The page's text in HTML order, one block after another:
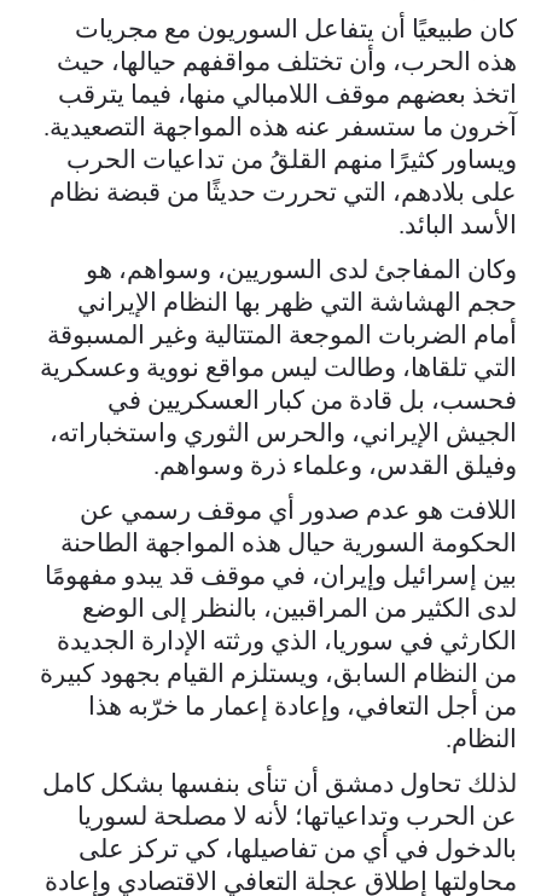
كان طبيعيًا أن يتفاعل السوريون مع مجريات
هذه الحرب، وأن تختلف مواقفهم حيالها، حيث
اتخذ بعضهم موقف اللامبالي منها، فيما يترقب
آخرون ما ستسفر عنه هذه المواجهة التصعيدية.
ويساور كثيرًا منهم القلقُ من تداعيات الحرب
على بلادهم، التي تحررت حديثًا من قبضة نظام
الأسد البائد.
وكان المفاجئ لدى السوريين، وسواهم، هو
حجم الهشاشة التي ظهر بها النظام الإيراني
أمام الضربات الموجعة المتتالية وغير المسبوقة
التي تلقاها، وطالت ليس مواقع نووية وعسكرية
فحسب، بل قادة من كبار العسكريين في
الجيش الإيراني، والحرس الثوري واستخباراته،
وفيلق القدس، وعلماء ذرة وسواهم.
اللافت هو عدم صدور أي موقف رسمي عن
الحكومة السورية حيال هذه المواجهة الطاحنة
بين إسرائيل وإيران، في موقف قد يبدو مفهومًا
لدى الكثير من المراقبين، بالنظر إلى الوضع
الكارثي في سوريا، الذي ورثته الإدارة الجديدة
من النظام السابق، ويستلزم القيام بجهود كبيرة
من أجل التعافي، وإعادة إعمار ما خرّبه هذا
النظام.
لذلك تحاول دمشق أن تنأى بنفسها بشكل كامل
عن الحرب وتداعياتها؛ لأنه لا مصلحة لسوريا
بالدخول في أي من تفاصيلها، كي تركز على
محاولتها إطلاق عجلة التعافي الاقتصادي وإعادة